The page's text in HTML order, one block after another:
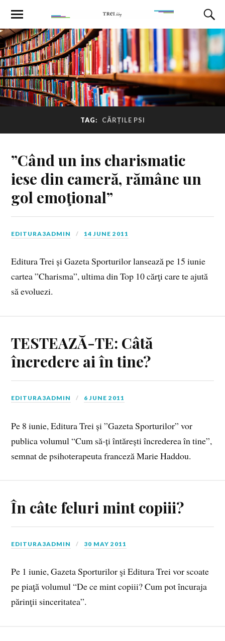
TAG: CĂRȚILE PSI
”Când un ins charismatic
iese din cameră, rămâne un
gol emoţional”
EDITURA3ADMIN 14 JUNE 2011
Editura Trei și Gazeta Sporturilor lansează pe 15 iunie
cartea ”Charisma”, ultima din Top 10 cărţi care te ajută
să evoluezi.
TESTEAZĂ-TE: Câtă
încredere ai în tine?
EDITURA3ADMIN 6 JUNE 2011
Pe 8 iunie, Editura Trei și ”Gazeta Sporturilor” vor
publica volumul “Cum să-ți întărești încrederea în tine”,
semnat de psihoterapeuta franceză Marie Haddou.
În câte feluri mint copiii?
EDITURA3ADMIN 30 MAY 2011
Pe 1 iunie, Gazeta Sporturilor şi Editura Trei vor scoate
pe piaţă volumul “De ce mint copiii? Cum pot încuraja
părinţii sinceritatea”.